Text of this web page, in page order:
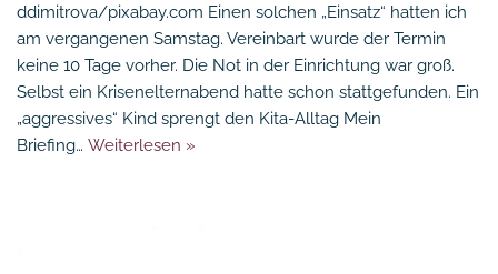
ddimitrova/pixabay.com Einen solchen „Einsatz“ hatten ich
am vergangenen Samstag. Vereinbart wurde der Termin
keine 10 Tage vorher. Die Not in der Einrichtung war groß.
Selbst ein Krisenelternabend hatte schon stattgefunden. Ein
„aggressives“ Kind sprengt den Kita-Alltag Mein
Briefing… Weiterlesen »